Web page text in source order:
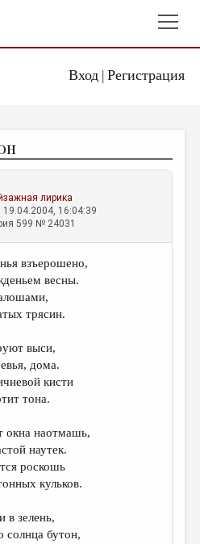
Вход| Регистрация
лирика
16:04:39
599 № 24031
взъерошено,
весны.
трясин.
выси,
дома.
кисти
тона.
окна наотмашь,
наутек.
роскошь
кульков.
в зелень,
солнца бутон,